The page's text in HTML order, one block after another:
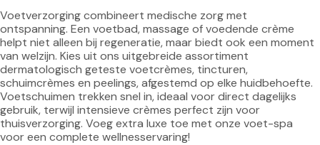
Voetverzorging combineert medische zorg met
ontspanning. Een voetbad, massage of voedende crème
helpt niet alleen bij regeneratie, maar biedt ook een moment
van welzijn. Kies uit ons uitgebreide assortiment
dermatologisch geteste voetcrèmes, tincturen,
schuimcrèmes en peelings, afgestemd op elke huidbehoefte.
Voetschuimen trekken snel in, ideaal voor direct dagelijks
gebruik, terwijl intensieve crèmes perfect zijn voor
thuisverzorging. Voeg extra luxe toe met onze voet-spa
voor een complete wellnesservaring!